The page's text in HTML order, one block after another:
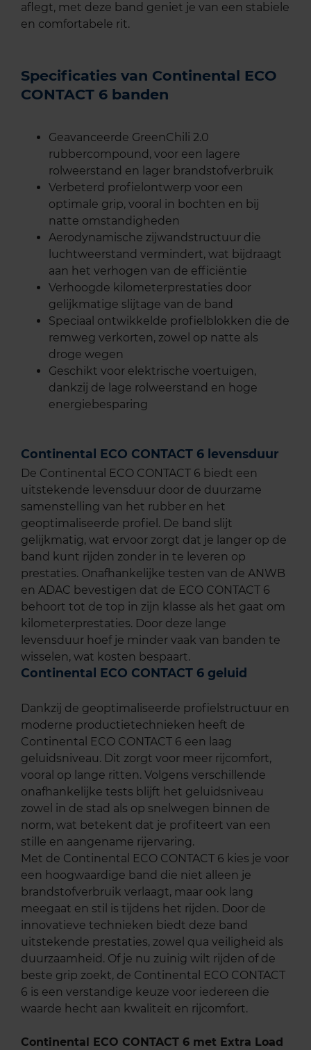
aflegt, met deze band geniet je van een stabiele
en comfortabele rit.
Specificaties van Continental ECO
CONTACT 6 banden
Geavanceerde GreenChili 2.0
rubbercompound, voor een lagere
rolweerstand en lager brandstofverbruik
Verbeterd profielontwerp voor een
optimale grip, vooral in bochten en bij
natte omstandigheden
Aerodynamische zijwandstructuur die
luchtweerstand vermindert, wat bijdraagt
aan het verhogen van de efficiëntie
Verhoogde kilometerprestaties door
gelijkmatige slijtage van de band
Speciaal ontwikkelde profielblokken die de
remweg verkorten, zowel op natte als
droge wegen
Geschikt voor elektrische voertuigen,
dankzij de lage rolweerstand en hoge
energiebesparing
Continental ECO CONTACT 6 levensduur
De Continental ECO CONTACT 6 biedt een
uitstekende levensduur door de duurzame
samenstelling van het rubber en het
geoptimaliseerde profiel. De band slijt
gelijkmatig, wat ervoor zorgt dat je langer op de
band kunt rijden zonder in te leveren op
prestaties. Onafhankelijke testen van de ANWB
en ADAC bevestigen dat de ECO CONTACT 6
behoort tot de top in zijn klasse als het gaat om
kilometerprestaties. Door deze lange
levensduur hoef je minder vaak van banden te
wisselen, wat kosten bespaart.
Continental ECO CONTACT 6 geluid
Dankzij de geoptimaliseerde profielstructuur en
moderne productietechnieken heeft de
Continental ECO CONTACT 6 een laag
geluidsniveau. Dit zorgt voor meer rijcomfort,
vooral op lange ritten. Volgens verschillende
onafhankelijke tests blijft het geluidsniveau
zowel in de stad als op snelwegen binnen de
norm, wat betekent dat je profiteert van een
stille en aangename rijervaring.
Met de Continental ECO CONTACT 6 kies je voor
een hoogwaardige band die niet alleen je
brandstofverbruik verlaagt, maar ook lang
meegaat en stil is tijdens het rijden. Door de
innovatieve technieken biedt deze band
uitstekende prestaties, zowel qua veiligheid als
duurzaamheid. Of je nu zuinig wilt rijden of de
beste grip zoekt, de Continental ECO CONTACT
6 is een verstandige keuze voor iedereen die
waarde hecht aan kwaliteit en rijcomfort.
Continental ECO CONTACT 6 met Extra Load